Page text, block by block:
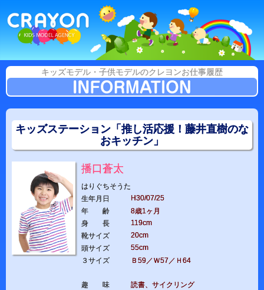
キッズモデル・子供モデルのクレヨンお仕事履歴
キッズステーション「推し活応援！藤井直樹のな
おキッチン」
播口蒼太
はりぐちそうた
生年月日
H30/07/25
年 齢
8歳1ヶ月
身 長
119cm
靴サイズ
20cm
頭サイズ
55cm
３サイズ
Ｂ59／Ｗ57／Ｈ64
趣 味
読書、サイクリング